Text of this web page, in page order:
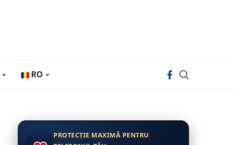
RO
PROTECȚIE MAXIMĂ PENTRU